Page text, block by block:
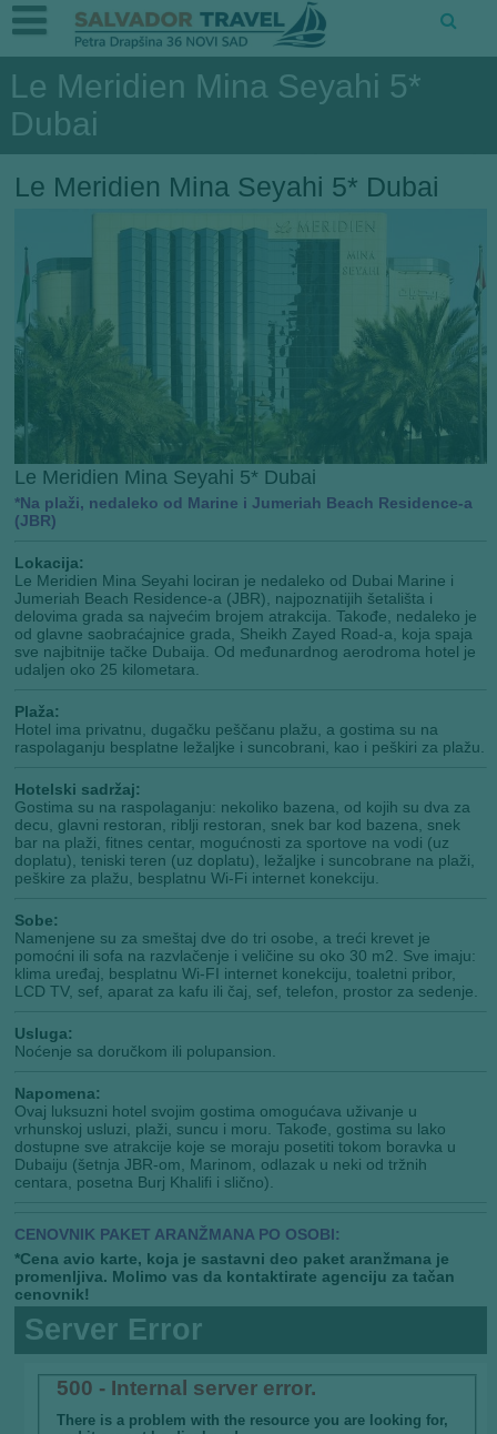
Le Meridien Mina Seyahi 5*
Dubai
Le Meridien Mina Seyahi 5* Dubai
Le Meridien Mina Seyahi 5* Dubai
*Na plaži, nedaleko od Marine i Jumeriah Beach Residence-a
(JBR)
Lokacija:
Le Meridien Mina Seyahi lociran je nedaleko od Dubai Marine i
Jumeriah Beach Residence-a (JBR), najpoznatijih šetališta i
delovima grada sa najvećim brojem atrakcija. Takođe, nedaleko je
od glavne saobraćajnice grada, Sheikh Zayed Road-a, koja spaja
sve najbitnije tačke Dubaija. Od međunardnog aerodroma hotel je
udaljen oko 25 kilometara.
Plaža:
Hotel ima privatnu, dugačku peščanu plažu, a gostima su na
raspolaganju besplatne ležaljke i suncobrani, kao i peškiri za plažu.
Hotelski sadržaj:
Gostima su na raspolaganju: nekoliko bazena, od kojih su dva za
decu, glavni restoran, riblji restoran, snek bar kod bazena, snek
bar na plaži, fitnes centar, mogućnosti za sportove na vodi (uz
doplatu), teniski teren (uz doplatu), ležaljke i suncobrane na plaži,
peškire za plažu, besplatnu Wi-Fi internet konekciju.
Sobe:
Namenjene su za smeštaj dve do tri osobe, a treći krevet je
pomoćni ili sofa na razvlačenje i veličine su oko 30 m2. Sve imaju:
klima uređaj, besplatnu Wi-FI internet konekciju, toaletni pribor,
LCD TV, sef, aparat za kafu ili čaj, sef, telefon, prostor za sedenje.
Usluga:
Noćenje sa doručkom ili polupansion.
Napomena:
Ovaj luksuzni hotel svojim gostima omogućava uživanje u
vrhunskoj usluzi, plaži, suncu i moru. Takođe, gostima su lako
dostupne sve atrakcije koje se moraju posetiti tokom boravka u
Dubaiju (šetnja JBR-om, Marinom, odlazak u neki od tržnih
centara, posetna Burj Khalifi i slično).
CENOVNIK PAKET ARANŽMANA PO OSOBI:
*Cena avio karte, koja je sastavni deo paket aranžmana je
promenljiva. Molimo vas da kontaktirate agenciju za tačan
cenovnik!